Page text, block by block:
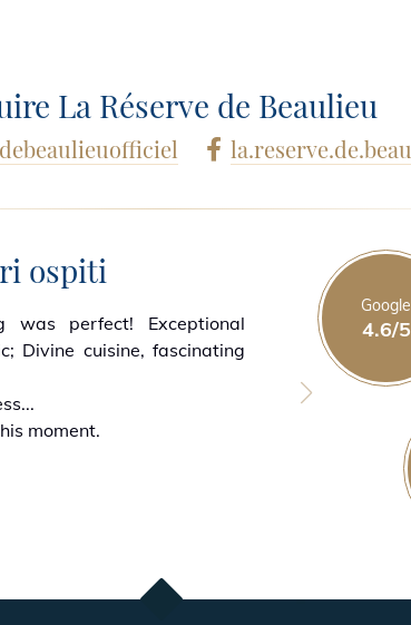
Prenotate la
Le
La Table de
Le Vent
La Spa La
La Réserve de Beaulieu
06310 Beaulieu-sur-Mer - France
La Réserve de Beaulieu
ospiti
was perfect! Exceptional
Divine cuisine, fascinating
moment.
A
your
Google
4.6/5